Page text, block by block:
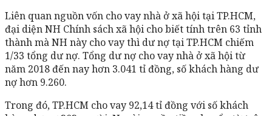
Liên quan nguồn vốn cho vay nhà ở xã hội tại TP.HCM,
đại diện NH Chính sách xã hội cho biết tính trên 63 tỉnh
thành mà NH này cho vay thì dư nợ tại TP.HCM chiếm
1/33 tổng dư nợ. Tổng dư nợ cho vay nhà ở xã hội từ
năm 2018 đến nay hơn 3.041 tỉ đồng, số khách hàng dư
nợ hơn 9.260.
Trong đó, TP.HCM cho vay 92,14 tỉ đồng với số khách